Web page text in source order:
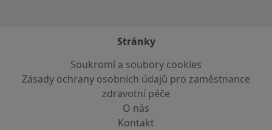
Stránky
Soukromí a soubory cookies
Zásady ochrany osobních údajů pro zaměstnance
zdravotní péče
O nás
Kontakt